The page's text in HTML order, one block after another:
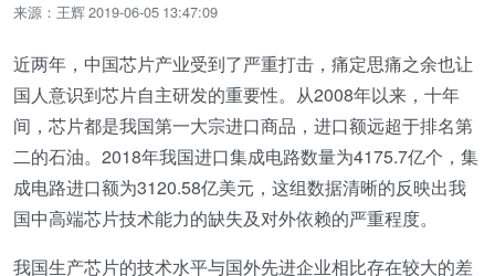
来源：王辉2019-06-05 13:47:09
近两年，中国芯片产业受到了严重打击，痛定思痛之余也让
国人意识到芯片自主研发的重要性。从2008年以来，十年
间，芯片都是我国第一大宗进口商品，进口额远超于排名第
二的石油。2018年我国进口集成电路数量为4175.7亿个，集
成电路进口额为3120.58亿美元，这组数据清晰的反映出我
国中高端芯片技术能力的缺失及对外依赖的严重程度。
我国生产芯片的技术水平与国外先进企业相比存在较大的差